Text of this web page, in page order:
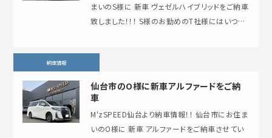
まいのS様に 新車 ヴェゼルハイブリッドをご納車
致しました！！！ S様のお勤めのT社様にはいつも
納車情報
仙台市のO様に新車アルファードをご納
車
M'zSPEED仙台より納車情報！！ 仙台市にお住ま
いのO様に 新車 アルファードをご納車させてい